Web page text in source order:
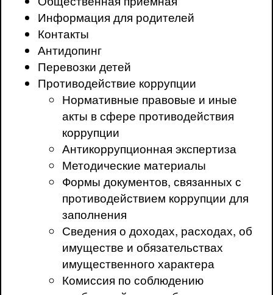
Информация для родителей
Контакты
Антидопинг
Перевозки детей
Противодействие коррупции
Нормативные правовые и иные
акты в сфере противодействия
коррупции
Антикоррупционная экспертиза
Методические материалы
Формы документов, связанных с
противодействием коррупции для
заполнения
Сведения о доходах, расходах, об
имуществе и обязательствах
имущественного характера
Комиссия по соблюдению